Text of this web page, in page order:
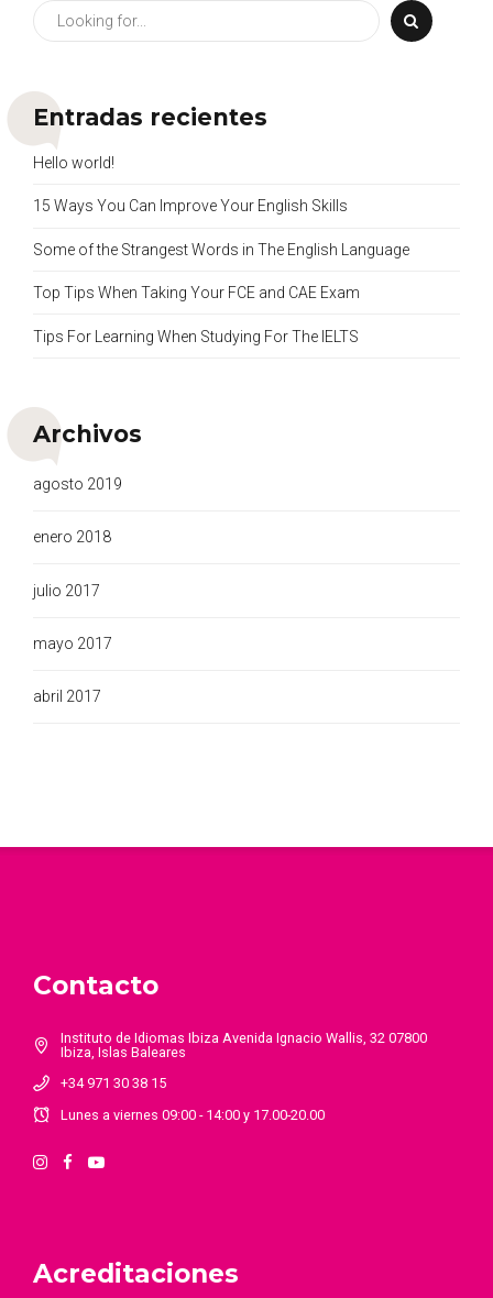
Entradas recientes
Hello world!
15 Ways You Can Improve Your English Skills
Some of the Strangest Words in The English Language
Top Tips When Taking Your FCE and CAE Exam
Tips For Learning When Studying For The IELTS
Archivos
agosto 2019
enero 2018
julio 2017
mayo 2017
abril 2017
Contacto
Instituto de Idiomas Ibiza Avenida Ignacio Wallis, 32 07800
Ibiza, Islas Baleares
+34 971 30 38 15
Lunes a viernes 09:00 - 14:00 y 17.00-20.00
Acreditaciones